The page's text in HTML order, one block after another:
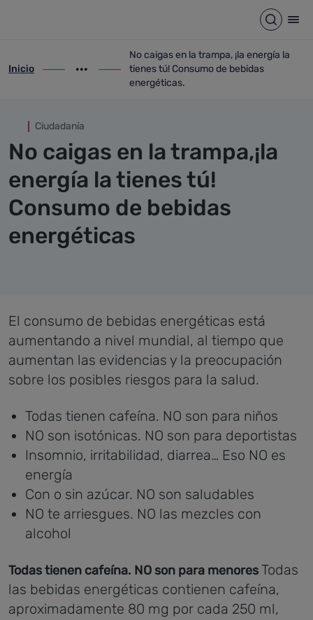
No caigas en la trampa, ¡laAbrir
ir-a inicio
Inicio
Mostrar opciones del camino de migas
ir-a No caigas en la trampa, ¡la energía
No caigas en la trampa, ¡la energía la
tienes tú! Consumo de bebidas
energéticas.
Ciudadanía
No caigas en la trampa,¡la
energía la tienes tú!
Consumo de bebidas
energéticas
El consumo de bebidas energéticas está
aumentando a nivel mundial, al tiempo que
aumentan las evidencias y la preocupación
sobre los posibles riesgos para la salud.
Todas tienen cafeína. NO son para niños
NO son isotónicas. NO son para deportistas
Insomnio, irritabilidad, diarrea… Eso NO es
energía
Con o sin azúcar. NO son saludables
NO te arriesgues. NO las mezcles con
alcohol
Todas tienen cafeína. NO son para menoresTodas
las bebidas energéticas contienen cafeína,
aproximadamente 80 mg por cada 250 ml,